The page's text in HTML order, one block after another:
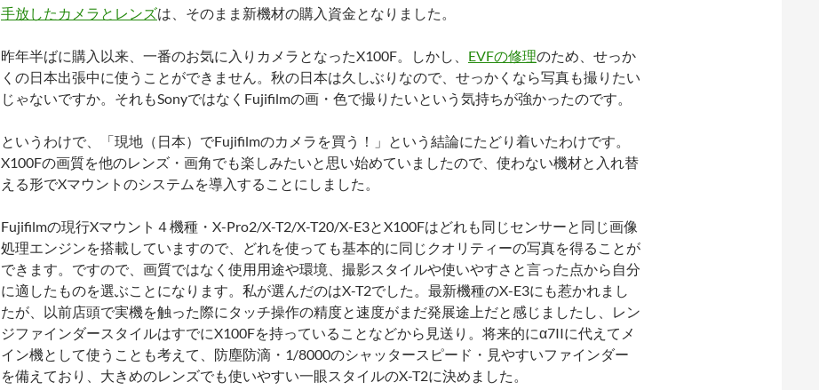
手放したカメラとレンズは、そのまま新機材の購入資金となりました。
昨年半ばに購入以来、一番のお気に入りカメラとなったX100F。しかし、 EVFの修理のため、せっか
くの日本出張中に使うことができません。秋の日本は久しぶりなので、せっかくなら写真も撮りたい
じゃないですか。それもSonyではなくFujifilmの画・色で撮りたいという気持ちが強かったのです。
というわけで、「現地（日本）でFujifilmのカメラを買う！」という結論にたどり着いたわけです。
X100Fの画質を他のレンズ・画角でも楽しみたいと思い始めていましたので、使わない機材と入れ替
える形でXマウントのシステムを導入することにしました。
Fujifilmの現行Xマウント４機種・X-Pro2/X-T2/X-T20/X-E3とX100Fはどれも同じセンサーと同じ画像
処理エンジンを搭載していますので、どれを使っても基本的に同じクオリティーの写真を得ることが
できます。ですので、画質ではなく使用用途や環境、撮影スタイルや使いやすさと言った点から自分
に適したものを選ぶことになります。私が選んだのはX-T2でした。最新機種のX-E3にも惹かれまし
たが、以前店頭で実機を触った際にタッチ操作の精度と速度がまだ発展途上だと感じましたし、レン
ジファインダースタイルはすでにX100Fを持っていることなどから見送り。将来的にα7IIに代えてメ
イン機として使うことも考えて、防塵防滴・1/8000のシャッタースピード・見やすいファインダー
を備えており、大きめのレンズでも使いやすい一眼スタイルのX-T2に決めました。